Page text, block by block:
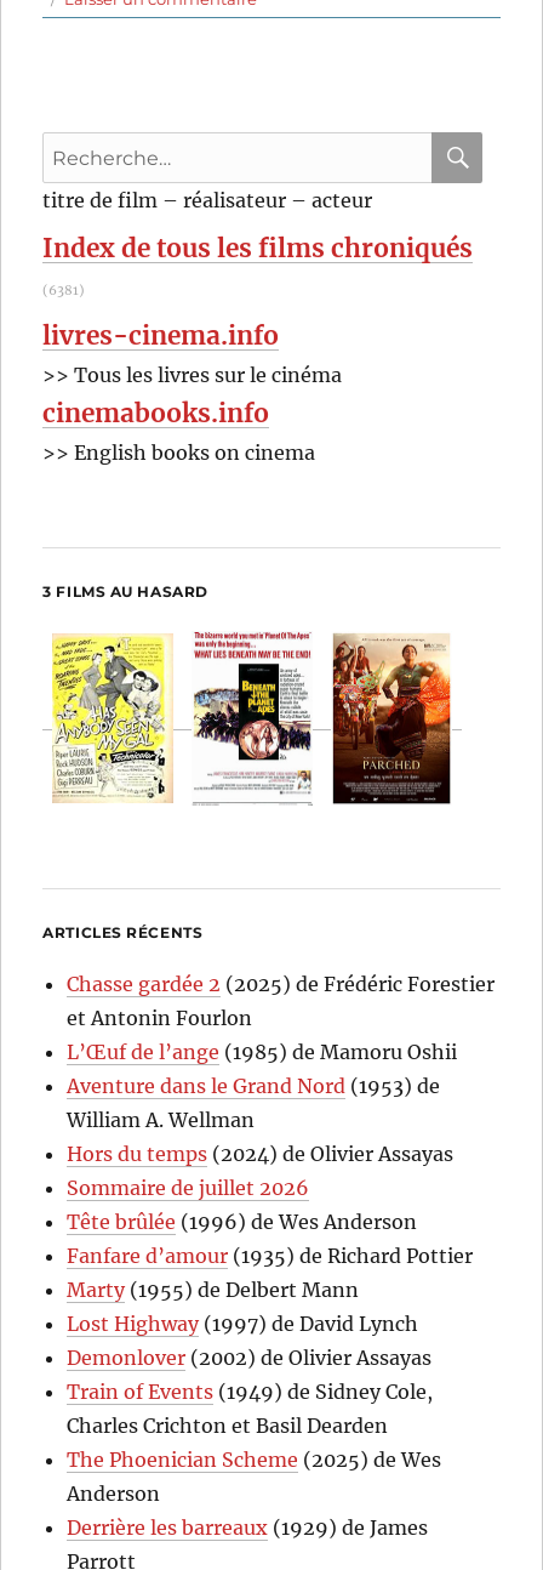
Radio
Recherche
pour
titre de film – réalisateur – acteur
Index de tous les films chroniqués
(6381)
livres-cinema.info
>> Tous les livres sur le cinéma
cinemabooks.info
>> English books on cinema
3 FILMS AU HASARD
ARTICLES RÉCENTS
Chasse gardée 2 (2025) de Frédéric Forestier
et Antonin Fourlon
L’Œuf de l’ange (1985) de Mamoru Oshii
Aventure dans le Grand Nord (1953) de
William A. Wellman
Hors du temps (2024) de Olivier Assayas
Sommaire de juillet 2026
Tête brûlée (1996) de Wes Anderson
Fanfare d’amour (1935) de Richard Pottier
Marty(1955) de Delbert Mann
Lost Highway(1997) de David Lynch
Demonlover (2002) de Olivier Assayas
Train of Events (1949) de Sidney Cole,
Charles Crichton et Basil Dearden
The Phoenician Scheme (2025) de Wes
Anderson
Derrière les barreaux (1929) de James
Parrott